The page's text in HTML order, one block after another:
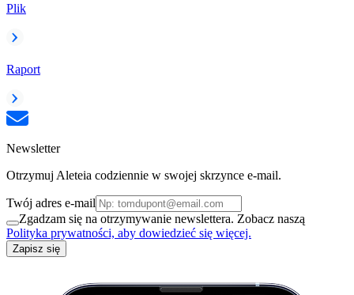
Plik
Raport
Newsletter
Otrzymuj Aleteia codziennie w swojej skrzynce e-mail.
Twój adres e-mail
Zgadzam się na otrzymywanie newslettera. Zobacz naszą
Polityka prywatności, aby dowiedzieć się więcej.
Zapisz się